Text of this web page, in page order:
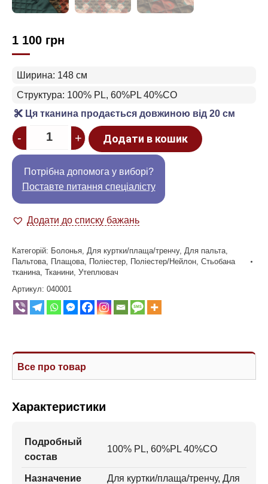
1 100 грн
Ширина: 148 см
Структура: 100% PL, 60%PL 40%CO
Ця тканина продається довжиною від 20 см
Quantity
- + Додати в кошик
Потрібна допомога у виборі?
Поставте питання спеціалісту
Додати до списку бажань
Категорій: Болонья Для куртки/плаща/тренчу, Для пальта
Пальтова Плащова Поліестер Поліестер/Нейлон Стьобана
тканина Тканини Утеплювач
Артикул: 040001
Все про товар
Характеристики
Подробный
состав
100% PL, 60%PL 40%CO
Назначение
Для куртки/плаща/тренчу, Для